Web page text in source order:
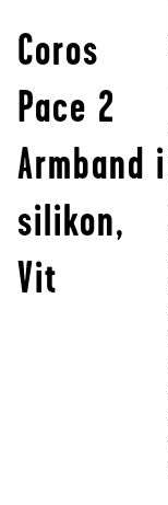
Coros
Pace 2
Armband i
silikon,
Vit